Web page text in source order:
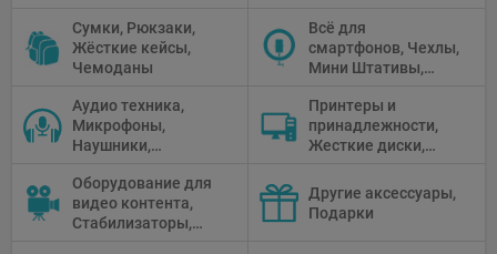
Сумки, Рюкзаки,
Жёсткие кейсы,
Чемоданы
Всё для
смартфонов, Чехлы,
Мини Штативы,
Аудио техника,
Микрофоны,
Наушники,
микшеры, Кабели и
адаптеры
Принтеры и
принадлежности,
Жесткие диски,
Проекторы,
Графические
Планшеты, Бумага
Оборудование для
видео контента,
Стабилизаторы,
Другие аксессуары,
Подарки